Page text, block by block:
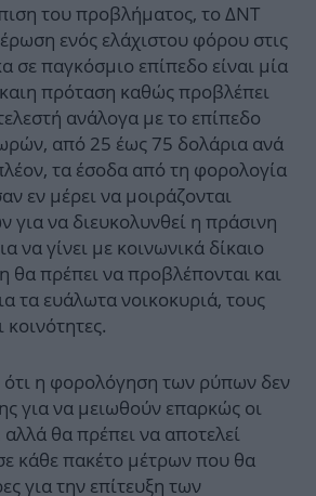
του προβλήματος, το ΔΝΤ
ενός ελάχιστου φόρου στις
σε παγκόσμιο επίπεδο είναι μία
πρόταση καθώς προβλέπει
ανάλογα με το επίπεδο
από 25 έως 75 δολάρια ανά
τα έσοδα από τη φορολογία
εν μέρει να μοιράζονται
για να διευκολυνθεί η πράσινη
να γίνει με κοινωνικά δίκαιο
θα πρέπει να προβλέπονται και
τα ευάλωτα νοικοκυριά, τους
ότι η φορολόγηση των ρύπων δεν
για να μειωθούν επαρκώς οι
θα πρέπει να αποτελεί
κάθε πακέτο μέτρων που θα
για την επίτευξη των